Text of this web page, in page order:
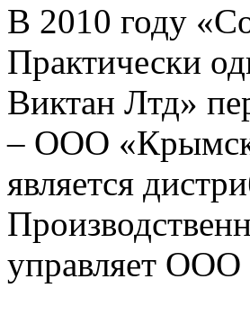
В 2010 году
Практически
Виктан Лтд»
– ООО
является
управляет ООО